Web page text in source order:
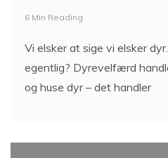
6 Min Reading
Vi elsker at sige vi elsker
egentlig? Dyrevelfærd
og huse dyr – det handler